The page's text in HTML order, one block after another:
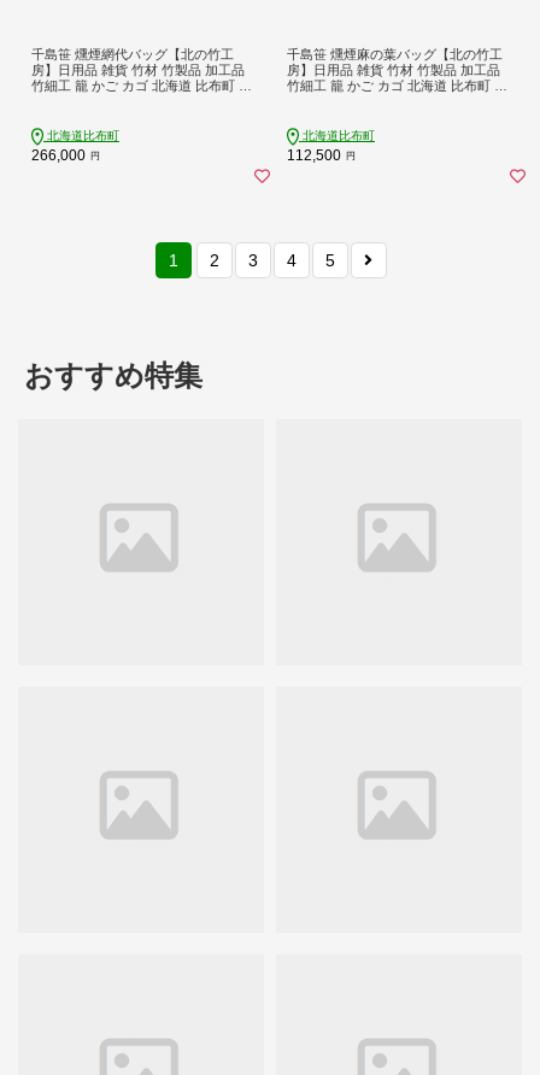
千島笹 燻煙網代バッグ【北の竹工
房】日用品 雑貨 竹材 竹製品 加工品
竹細工 籠 かご カゴ 北海道 比布町 ぴ
北海道比布町
266,000 円
千島笹 燻煙麻の葉バッグ【北の竹工
房】日用品 雑貨 竹材 竹製品 加工品
竹細工 籠 かご カゴ 北海道 比布町 ぴ
北海道比布町
112,500 円
1 2 3 4 5
おすすめ特集